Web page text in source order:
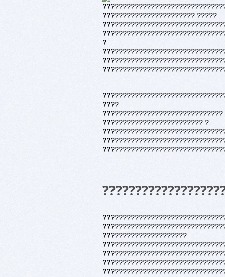
??????????????????????? ?????
?
????
??????????????????????????????
????????????????????????? ?
?????????????????????